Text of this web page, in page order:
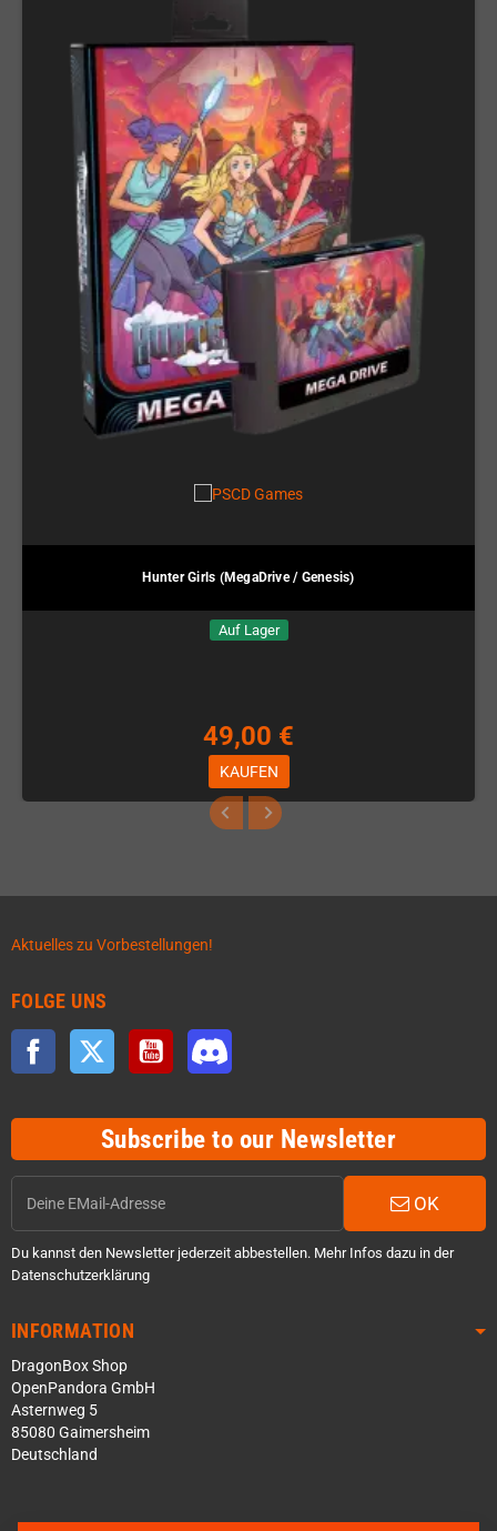
Hunter Girls (MegaDrive / Genesis)
Auf Lager
49,00 €
KAUFEN
Aktuelles zu Vorbestellungen!
FOLGE UNS
Facebook Twitter YouTube
Subscribe to our Newsletter
OK
Du kannst den Newsletter jederzeit abbestellen. Mehr Infos dazu in der
Datenschutzerklärung
INFORMATION
DragonBox Shop
OpenPandora GmbH
Asternweg 5
85080 Gaimersheim
Deutschland